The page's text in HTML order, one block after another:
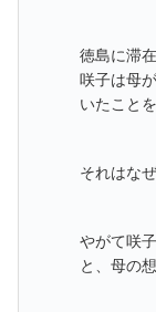
徳島に滞
咲子は母
いたことを
それはな
やがて咲
と、母の